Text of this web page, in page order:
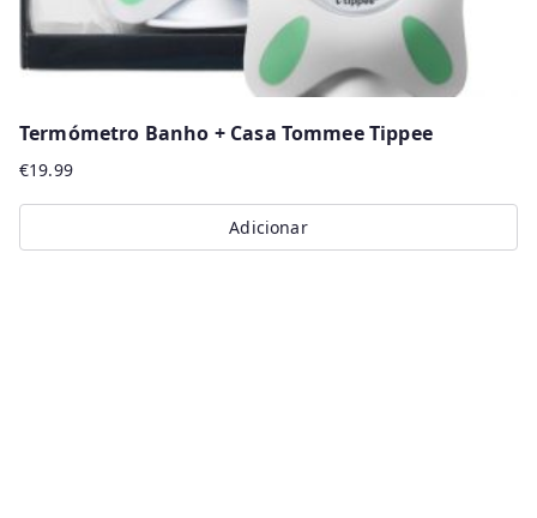
page
Termómetro Banho + Casa Tommee Tippee
€19.99
Adicionar